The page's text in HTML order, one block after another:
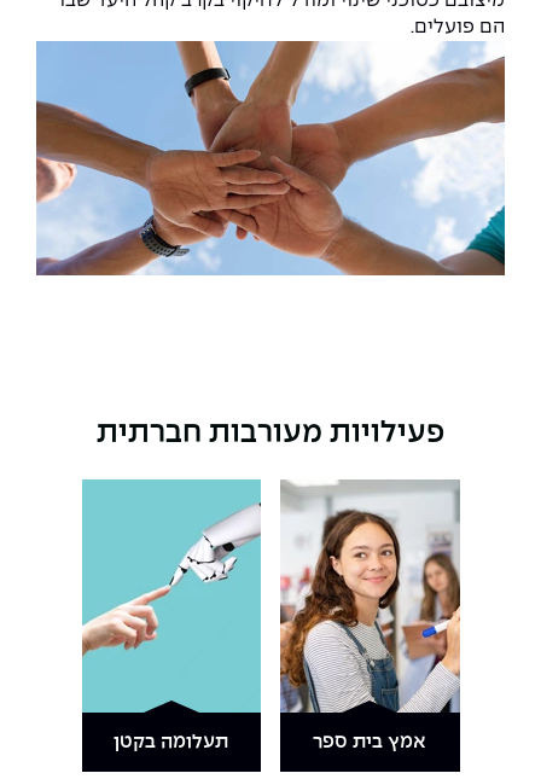
הם פועלים.
פעילויות מעורבות חברתית
אמץ בית ספר תעלומה בקטן
אזור אישי
כניסה לסגל
כניסה לסטודנטים
קורס ניהול מוצר בשילוב AI
קורס דירקטורים
קורס אנרגיה מתחדשת
אווירה נפיצה במתקני חשמל ומכשור
קורס ניהול פרויקטים בשילוב AI
סמסטר ראשון בתיכון
שכר לימוד
מלגות
The Afeka Shop
חנות החדשנות והיזמות